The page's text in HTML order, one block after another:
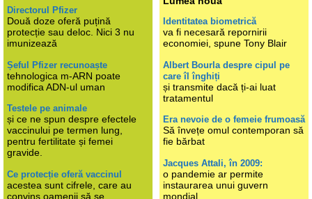
Directorul Pfizer
Două doze oferă puțină
protecție sau deloc. Nici 3 nu
imunizează
Șeful Pfizer recunoaște
tehnologica m-ARN poate
modifica ADN-ul uman
Testele pe animale
și ce ne spun despre efectele
vaccinului pe termen lung,
pentru fertilitate și femei
gravide.
Ce protecție oferă vaccinul
acestea sunt cifrele, care au
convins oamenii să se
Identitatea biometrică
va fi necesară repornirii
economiei, spune Tony Blair
Albert Bourla despre cipul pe
care îl înghiți
și transmite dacă ți-ai luat
tratamentul
Era nevoie de o femeie frumoasă
Să învețe omul contemporan să
fie bărbat
Jacques Attali, în 2009:
o pandemie ar permite
instaurarea unui guvern
mondial